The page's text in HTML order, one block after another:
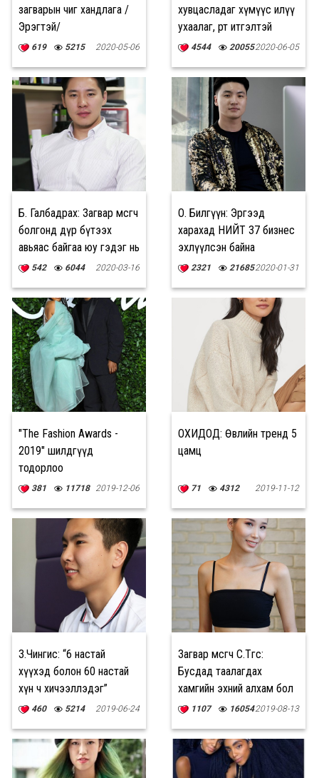
загварын чиг хандлага /
Эрэгтэй/
619 5215 2020-05-06
хувцасладаг хүмүүс илүү
ухаалаг, өөртөө итгэлтэй
харагддаг
4544 200552020-06-05
Б. Галбадрах: Загвар өмсөгч
болгонд дүр бүтээх
авьяас байгаа юу гэдэг нь
ЭРГЭЛЗЭЭТЭЙ
542 6044 2020-03-16
О. Билгүүн: Эргээд
харахад НИЙТ 37 бизнес
эхлүүлсэн байна
2321 216852020-01-31
"The Fashion Awards -
2019" шилдгүүд
тодорлоо
381 11718 2019-12-06
ОХИДОД: Өвлийн тренд 5
цамц
71 4312 2019-11-12
З.Чингис: “6 настай
хүүхэд болон 60 настай
хүн ч хичээллэдэг”
460 5214 2019-06-24
Загвар өмсөгч С.Төгс:
Бусдад таалагдах
хамгийн эхний алхам бол
өөртөө таалагдах
1107 160542019-08-13